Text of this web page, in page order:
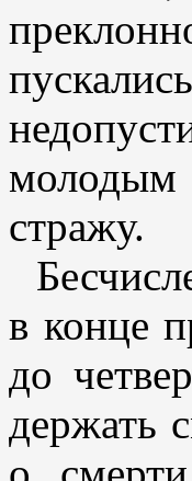
молодым
стражу.
в конце
до
держать